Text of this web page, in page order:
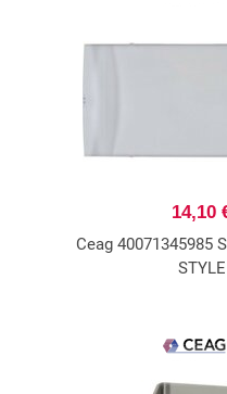
14,10
Ceag 40071345985
STYLE